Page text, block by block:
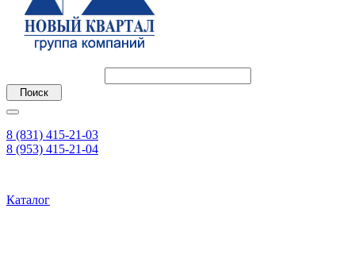
8 (831) 415-21-03
8 (953) 415-21-04
Каталог